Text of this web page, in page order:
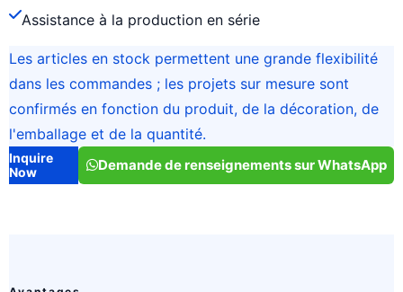
Assistance à la production en série
Les articles en stock permettent une grande flexibilité
dans les commandes ; les projets sur mesure sont
confirmés en fonction du produit, de la décoration, de
l'emballage et de la quantité.
Inquire
Now
Demande de renseignements sur WhatsApp